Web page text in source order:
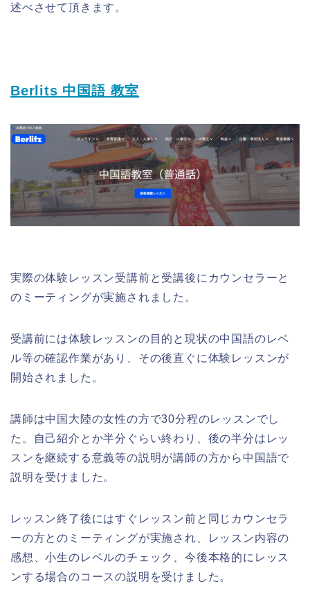
述べさせて頂きます。
Berlits 中国語 教室
実際の体験レッスン受講前と受講後にカウンセラーと
のミーティングが実施されました。
受講前には体験レッスンの目的と現状の中国語のレベ
ル等の確認作業があり、その後直ぐに体験レッスンが
開始されました。
講師は中国大陸の女性の方で30分程のレッスンでし
た。自己紹介とか半分ぐらい終わり、後の半分はレッ
スンを継続する意義等の説明が講師の方から中国語で
説明を受けました。
レッスン終了後にはすぐレッスン前と同じカウンセラ
ーの方とのミーティングが実施され、レッスン内容の
感想、小生のレベルのチェック、今後本格的にレッス
ンする場合のコースの説明を受けました。